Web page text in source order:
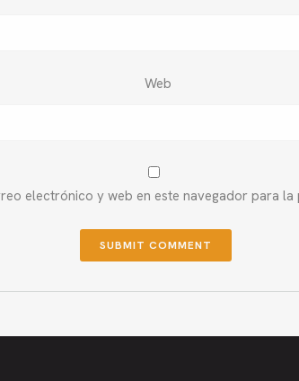
Web
electrónico y web en este navegador para